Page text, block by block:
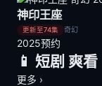
神印王座
更新至74集 奇幻
2025预约
📱 短剧 爽看
更多 ›